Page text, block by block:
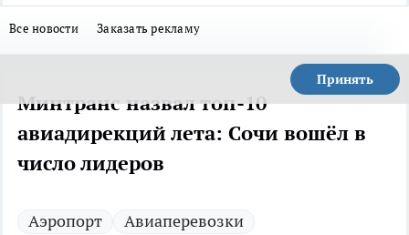
Все новости Заказать рекламу
Принять
Минтранс назвал топ-10
авиадирекций лета: Сочи вошёл в
число лидеров
Аэропорт
Авиаперевозки